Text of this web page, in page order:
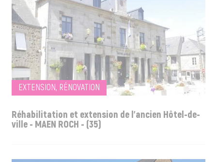
EXTENSION, RÉNOVATION
Réhabilitation et extension de l'ancien Hôtel-de-
ville - MAEN ROCH - (35)